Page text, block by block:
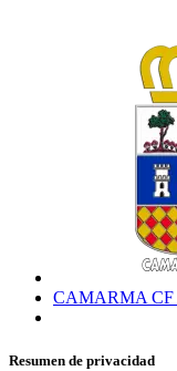
CAMARMA CF
Resumen de privacidad